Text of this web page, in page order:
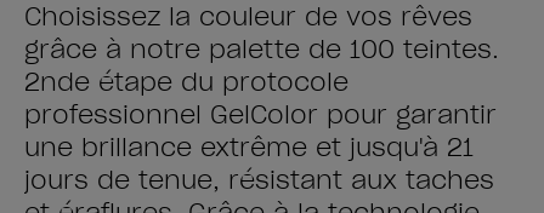
Choisissez la couleur de vos rêves
grâce à notre palette de 100 teintes.
2nde étape du protocole
professionnel GelColor pour garantir
une brillance extrême et jusqu'à 21
jours de tenue, résistant aux taches